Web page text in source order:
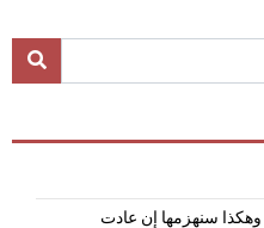
وهكذا سنهزمها إن عادت